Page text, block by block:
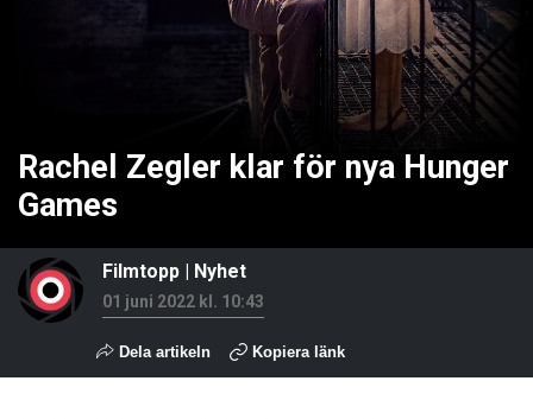
Rachel Zegler klar för nya Hunger
Games
Filmtopp | Nyhet
01 juni 2022 kl. 10:43
Dela artikeln Kopiera länk